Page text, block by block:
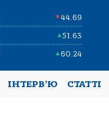
▼44.69
▲51.63
▲60.24
ІНТЕРВ’Ю СТАТТІ